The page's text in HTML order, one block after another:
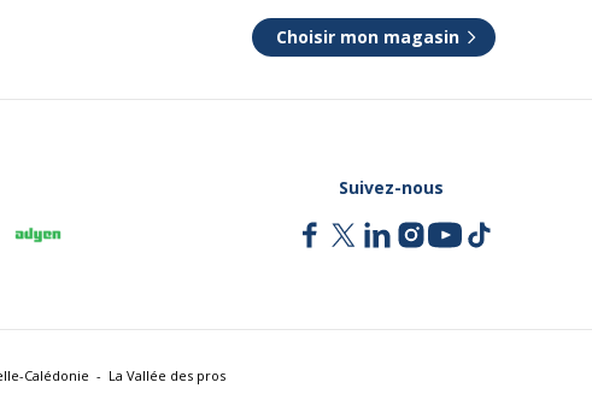
Choisir mon magasin
Suivez-nous
Calédonie La Vallée des pros